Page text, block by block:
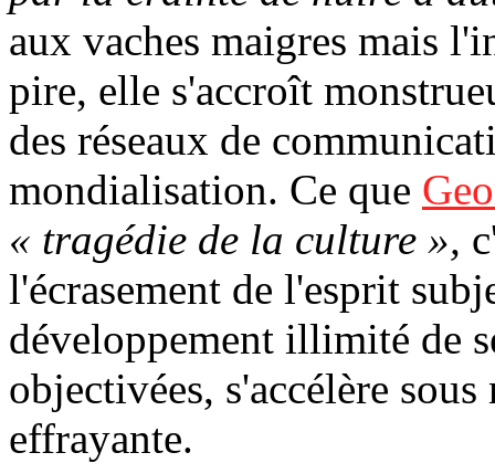
aux vaches maigres mais
pire, elle s'accroît
des réseaux de
mondialisation. Ce que
« tragédie de la culture »,
l'écrasement de l'esprit
développement illimité de
objectivées, s'accélère
effrayante.